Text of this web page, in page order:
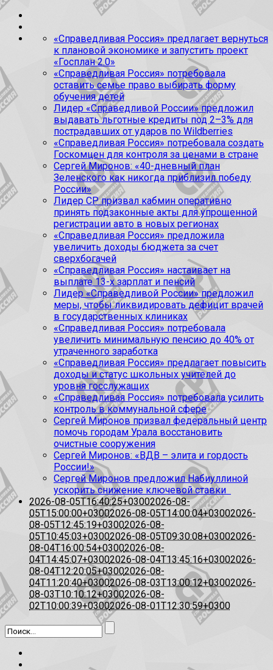
«Справедливая Россия» предлагает вернуться
к плановой экономике и запустить проект
«Госплан 2.0»
«Справедливая Россия» потребовала
оставить семье право выбирать форму
обучения детей
Лидер «Справедливой России» предложил
выдавать льготные кредиты под 2–3% для
пострадавших от ударов по Wildberries
«Справедливая Россия» потребовала создать
Госкомцен для контроля за ценами в стране
Сергей Миронов: «40-дневный план
Зеленского как никогда приблизил победу
России»
Лидер СР призвал кабмин оперативно
принять подзаконные акты для упрощенной
регистрации авто в новых регионах
«Справедливая Россия» предложила
увеличить доходы бюджета за счет
сверхбогачей
«Справедливая Россия» настаивает на
выплате 13-х зарплат и пенсий
Лидер «Справедливой России» предложил
меры, чтобы ликвидировать дефицит врачей
в государственных клиниках
«Справедливая Россия» потребовала
увеличить минимальную пенсию до 40% от
утраченного заработка
«Справедливая Россия» предлагает повысить
доходы и статус школьных учителей до
уровня госслужащих
«Справедливая Россия» потребовала усилить
контроль в коммунальной сфере
Сергей Миронов призвал федеральный центр
помочь городам Урала восстановить
очистные сооружения
Сергей Миронов: «ВДВ – элита и гордость
России!»
Сергей Миронов предложил Набиуллиной
ускорить снижение ключевой ставки
2026-08-05T16:40:25+03002026-08-
05T15:00:00+03002026-08-05T14:00:04+03002026-
08-05T12:45:19+03002026-08-
05T10:45:03+03002026-08-05T09:30:08+03002026-
08-04T16:00:54+03002026-08-
04T14:45:07+03002026-08-04T13:45:16+03002026-
08-04T12:20:05+03002026-08-
04T11:20:40+03002026-08-03T13:00:12+03002026-
08-03T10:10:12+03002026-08-
02T10:00:39+03002026-08-01T12:30:59+0300